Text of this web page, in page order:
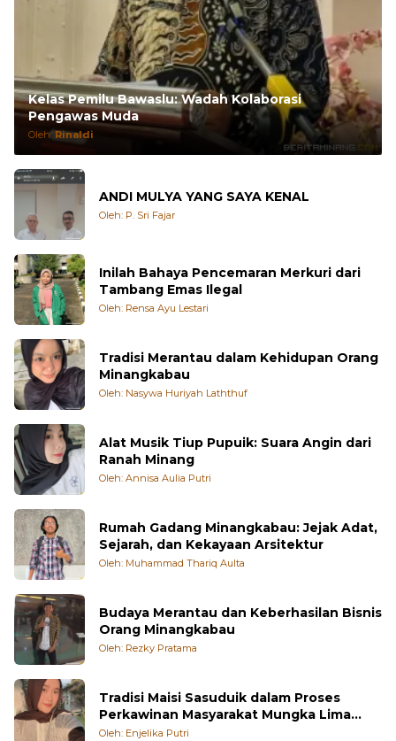
Kelas Pemilu Bawaslu: Wadah Kolaborasi
Pengawas Muda
Oleh: Rinaldi
ANDI MULYA YANG SAYA KENAL
Oleh: P. Sri Fajar
Inilah Bahaya Pencemaran Merkuri dari
Tambang Emas Ilegal
Oleh: Rensa Ayu Lestari
Tradisi Merantau dalam Kehidupan Orang
Minangkabau
Oleh: Nasywa Huriyah Laththuf
Alat Musik Tiup Pupuik: Suara Angin dari
Ranah Minang
Oleh: Annisa Aulia Putri
Rumah Gadang Minangkabau: Jejak Adat,
Sejarah, dan Kekayaan Arsitektur
Oleh: Muhammad Thariq Aulta
Budaya Merantau dan Keberhasilan Bisnis
Orang Minangkabau
Oleh: Rezky Pratama
Tradisi Maisi Sasuduik dalam Proses
Perkawinan Masyarakat Mungka Lima
Puluh Kota
Oleh: Enjelika Putri